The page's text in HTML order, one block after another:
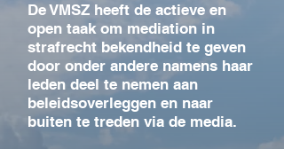
De VMSZ heeft de actieve en
open taak om mediation in
strafrecht bekendheid te geven
door onder andere namens haar
leden deel te nemen aan
beleidsoverleggen en naar
buiten te treden via de media.